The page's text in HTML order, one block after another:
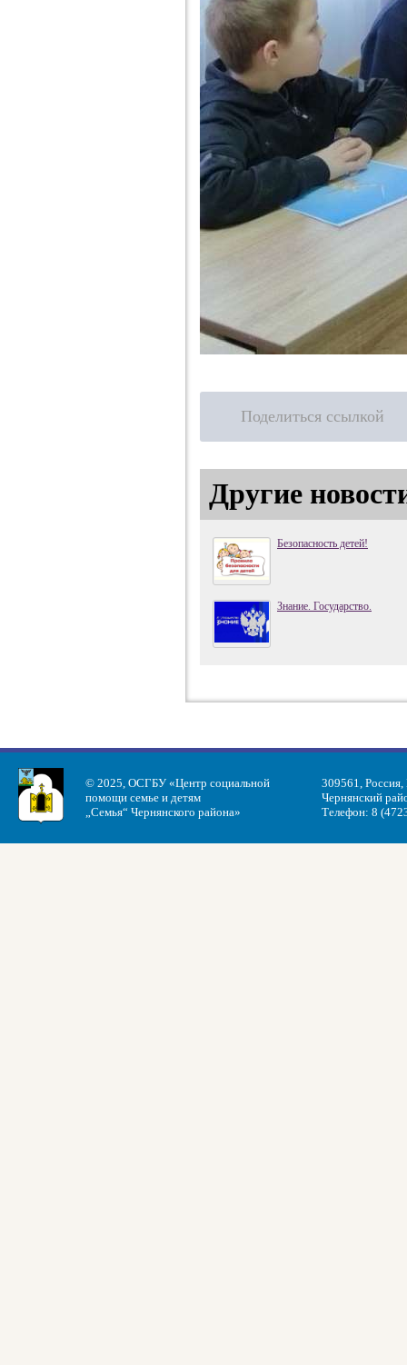
Поделиться ссылкой
Другие
Безопасность детей!
Знание. Государство.
© 2025, ОСГБУ «Центр социальной
помощи семье и детям
„Семья“ Чернянского района»
309561, Россия,
Чернянский
Телефон: 8